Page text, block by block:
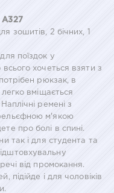
A327
зошитів, 2 бічних, 1
поїздок у
хочеться взяти з
рюкзак, в
легко вміщається
ремені з
м'якою
про болі в спині.
так і для студента та
від промокання.
підійде і для чоловіків